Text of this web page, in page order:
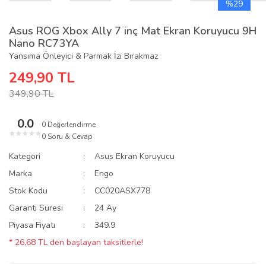
%29
Asus ROG Xbox Ally 7 inç Mat Ekran Koruyucu 9H
Nano RC73YA
Yansıma Önleyici & Parmak İzi Bırakmaz
249,90 TL
349,90 TL
0.0
★ ★ ★ ★ ★
0 Değerlendirme
0 Soru & Cevap
Kategori
Asus Ekran Koruyucu
Marka
Engo
Stok Kodu
CC020ASX778
Garanti Süresi
24 Ay
Piyasa Fiyatı
349.9
* 26,68 TL den başlayan taksitlerle!